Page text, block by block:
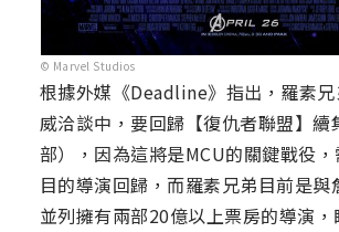
© Marvel Studios
根據外媒《Deadline》指出，羅素兄
威洽談中，要回歸【復仇者聯盟】續
部），因為這將是MCU的關鍵戰役
目的導演回歸，而羅素兄弟目前是與
並列擁有兩部20億以上票房的導演，